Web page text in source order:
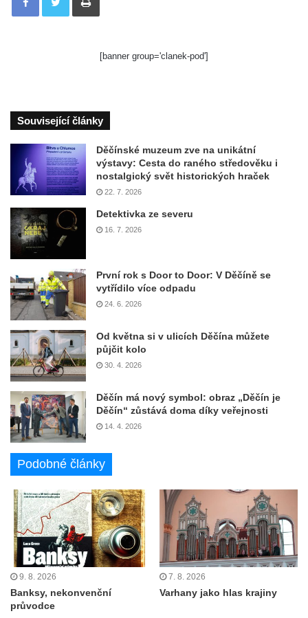
[banner group='clanek-pod']
Související články
Děčínské muzeum zve na unikátní
výstavy: Cesta do raného středověku i
nostalgický svět historických hraček
22. 7. 2026
Detektivka ze severu
16. 7. 2026
První rok s Door to Door: V Děčíně se
vytřídilo více odpadu
24. 6. 2026
Od května si v ulicích Děčína můžete
půjčit kolo
30. 4. 2026
Děčín má nový symbol: obraz „Děčín je
Děčín“ zůstává doma díky veřejnosti
14. 4. 2026
Podobné články
9. 8. 2026
Banksy, nekonvenční
průvodce
7. 8. 2026
Varhany jako hlas krajiny